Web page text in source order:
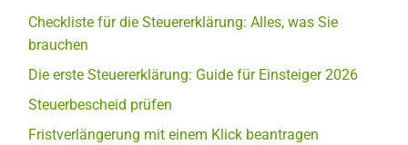
Checkliste für die Steuererklärung: Alles, was Sie
brauchen
Die erste Steuererklärung: Guide für Einsteiger 2026
Steuerbescheid prüfen
Fristverlängerung mit einem Klick beantragen